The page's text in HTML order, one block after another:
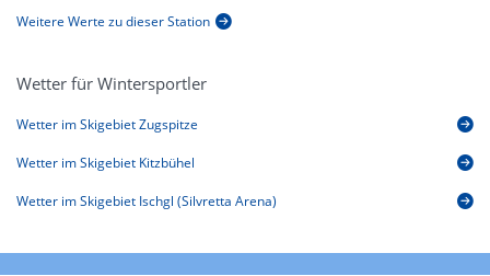
Weitere Werte zu dieser Station
Wetter für Wintersportler
Wetter im Skigebiet Zugspitze
Wetter im Skigebiet Kitzbühel
Wetter im Skigebiet Ischgl (Silvretta Arena)